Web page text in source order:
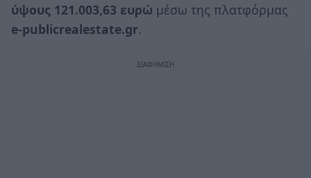
ύψους 121.003,63 ευρώ μέσω της πλατφόρμας
e-publicrealestate.gr.